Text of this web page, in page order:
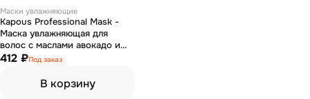
Маски увлажняющие
Kapous Professional Mask -
Маска увлажняющая для
волос с маслами авокадо и
оливы линии 500 мл
412 ₽Под заказ
В корзину